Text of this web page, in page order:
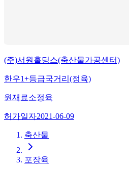
(주)서원홀딩스(축산물가공센터)
한우1+등급국거리(정육)
원재료소정육
허가일자2021-06-09
축산물
포장육